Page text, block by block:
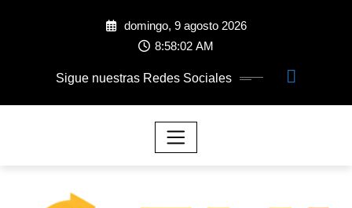
domingo, 9 agosto 2026
8:58:03 AM
Sigue nuestras Redes Sociales